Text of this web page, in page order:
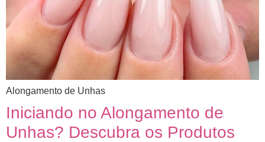
Alongamento de Unhas
Iniciando no Alongamento de
Unhas? Descubra os Produtos